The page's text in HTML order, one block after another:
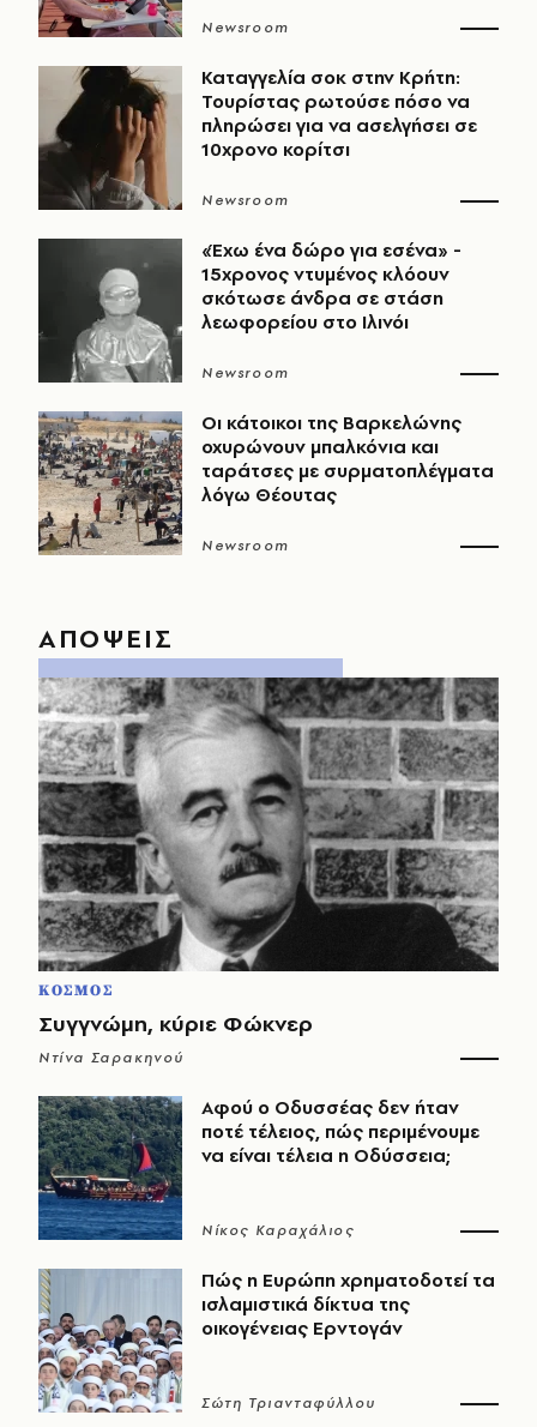
Newsroom
Καταγγελία σοκ στην Κρήτη:
Τουρίστας ρωτούσε πόσο να
πληρώσει για να ασελγήσει σε
10χρονο κορίτσι
Newsroom
«Έχω ένα δώρο για εσένα» -
15χρονος ντυμένος κλόουν
σκότωσε άνδρα σε στάση
λεωφορείου στο Ιλινόι
Newsroom
Οι κάτοικοι της Βαρκελώνης
οχυρώνουν μπαλκόνια και
ταράτσες με συρματοπλέγματα
λόγω Θέουτας
Newsroom
ΑΠΟΨΕΙΣ
ΚΟΣΜΟΣ
Συγγνώμη, κύριε Φώκνερ
Ντίνα Σαρακηνού
Αφού ο Οδυσσέας δεν ήταν
ποτέ τέλειος, πώς περιμένουμε
να είναι τέλεια η Οδύσσεια;
Νίκος Καραχάλιος
Πώς η Ευρώπη χρηματοδοτεί τα
ισλαμιστικά δίκτυα της
οικογένειας Ερντογάν
Σώτη Τριανταφύλλου